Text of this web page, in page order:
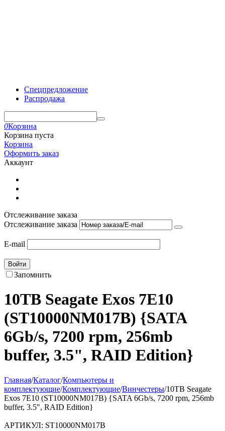
Спецпредложение
Распродажа
0Корзина
Корзина пуста
Корзина
Оформить заказ
Аккаунт
Отслеживание заказа
Отслеживание заказа
E-mail
Войти
Запомнить
10TB Seagate Exos 7E10
(ST10000NM017B) {SATA
6Gb/s, 7200 rpm, 256mb
buffer, 3.5", RAID Edition}
Главная/Каталог/Компьютеры и
комплектующие/Комплектующие/Винчестеры/10TB Seagate
Exos 7E10 (ST10000NM017B) {SATA 6Gb/s, 7200 rpm, 256mb
buffer, 3.5", RAID Edition}
АРТИКУЛ: ST10000NM017B